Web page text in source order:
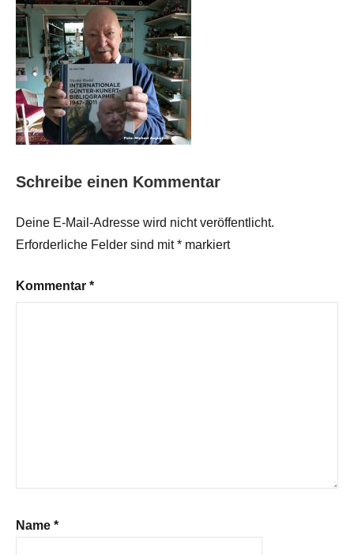
Schreibe einen Kommentar
Deine E-Mail-Adresse wird nicht veröffentlicht.
Erforderliche Felder sind mit* markiert
Kommentar *
Name *